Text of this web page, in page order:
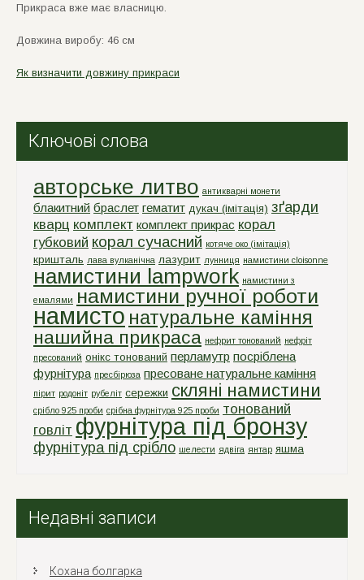
Прикраса вже має власницю.
Довжина виробу: 46 см
Як визначити довжину прикраси
Ключові слова
авторське литво антикварні монети
блакитний браслет гематит дукач (імітація) зґарди
кварц комплект комплект прикрас корал
губковий корал сучасний котяче око (імітація)
кришталь лава вулканічна лазурит лунниця намистини cloisonne
намистини lampwork намистини з
емалями намистини ручної роботи
намисто натуральне каміння
нашийна прикраса нефрит тонований нефріт
пресований онікс тонований перламутр посріблена
фурнітура пресбірюза пресоване натуральне каміння
пірит родоніт рубеліт сережки скляні намистини
срiбло 925 проби срiбна фурнiтура 925 проби тонований
говліт фурнітура під бронзу
фурнітура під срібло шелести ядвіга янтар яшма
Недавні записи
Кохана болгарка